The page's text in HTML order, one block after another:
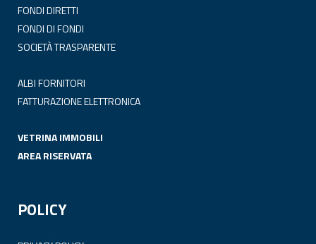
FONDI DIRETTI
FONDI DI FONDI
SOCIETÀ TRASPARENTE
ALBI FORNITORI
FATTURAZIONE ELETTRONICA
VETRINA IMMOBILI
AREA RISERVATA
POLICY